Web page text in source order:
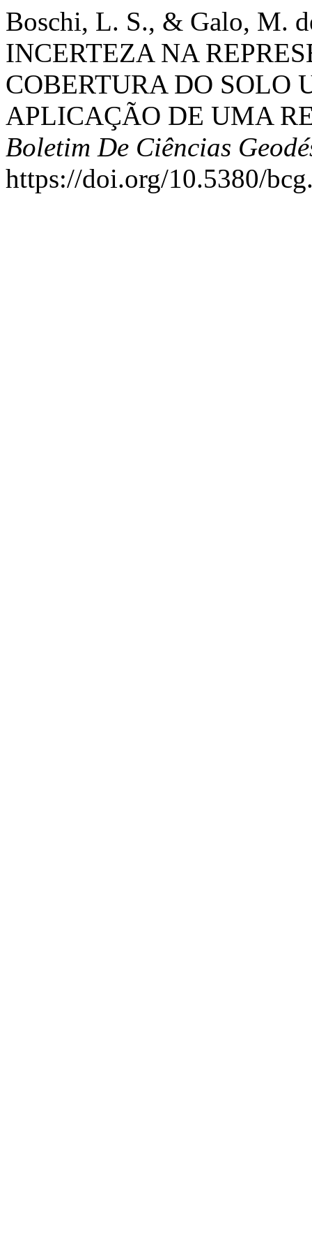
Boschi, L. S., & Galo, M.
INCERTEZA NA
COBERTURA DO SOLO
APLICAÇÃO DE UMA
Boletim De Ciências
https://doi.org/10.5380/